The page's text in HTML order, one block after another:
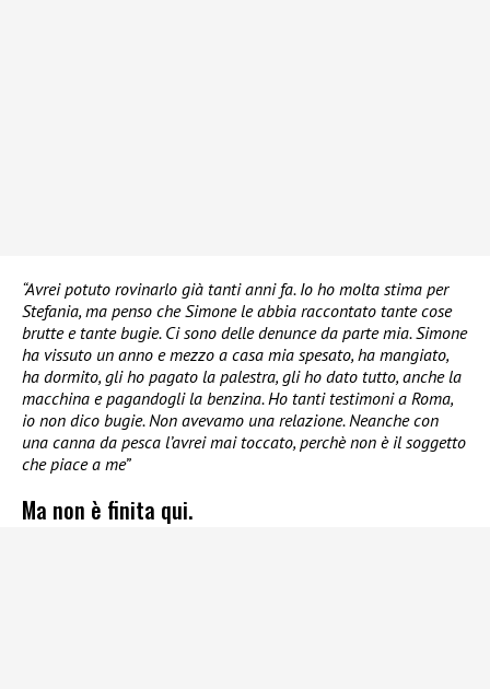
“Avrei potuto rovinarlo già tanti anni fa. Io ho molta stima per
Stefania, ma penso che Simone le abbia raccontato tante cose
brutte e tante bugie. Ci sono delle denunce da parte mia. Simone
ha vissuto un anno e mezzo a casa mia spesato, ha mangiato,
ha dormito, gli ho pagato la palestra, gli ho dato tutto, anche la
macchina e pagandogli la benzina. Ho tanti testimoni a Roma,
io non dico bugie. Non avevamo una relazione. Neanche con
una canna da pesca l’avrei mai toccato, perchè non è il soggetto
che piace a me”
Ma non è finita qui.